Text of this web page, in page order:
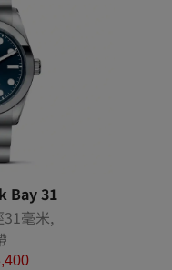
Bay 31
毫米,